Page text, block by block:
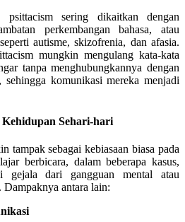
sering dikaitkan dengan
perkembangan bahasa, atau
autisme, skizofrenia, dan afasia.
mungkin mengulang kata-kata
tanpa menghubungkannya dengan
sehingga komunikasi mereka menjadi
Sehari-hari
tampak sebagai kebiasaan biasa pada
berbicara, dalam beberapa kasus,
gejala dari gangguan mental atau
antara lain: